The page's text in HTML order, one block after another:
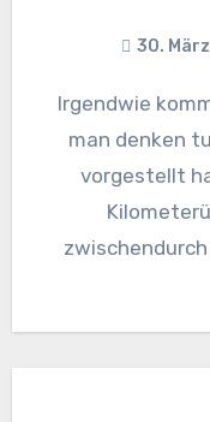
30.
Irgendwie kommt immer alles anders als wie
man denken
vorgestellt